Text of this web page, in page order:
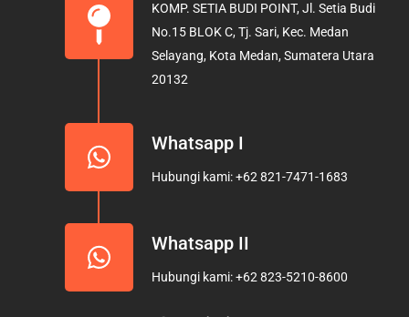
o
o
k
g
r
a
b
e
KOMP. SETIA BUDI POINT, Jl. Setia Budi
No.15 BLOK C, Tj. Sari, Kec. Medan
Selayang, Kota Medan, Sumatera Utara
20132
Whatsapp I
Hubungi kami: +62 821-7471-1683
Whatsapp II
Hubungi kami: +62 823-5210-8600